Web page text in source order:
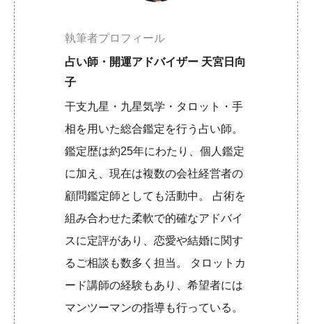
執筆者プロフィール
占い師・開運アドバイザー 天宮日向
子
干支九星・九星気学・タロット・手
相を用いた総合鑑定を行う占い師。
鑑定歴は約25年にわたり、個人鑑定
に加え、現在は複数の会社経営者の
顧問鑑定師としても活動中。 占術を
組み合わせた柔軟で的確なアドバイ
スに定評があり、恋愛や結婚に関す
るご相談も数多く担当。 タロットカ
ード講師の経験もあり、希望者には
マンツーマンの指導も行っている。